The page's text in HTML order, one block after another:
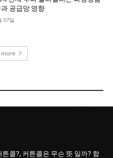
공급망 영향
07일
more
튼콜?, 커튼콜은 무슨 뜻 일까? 함